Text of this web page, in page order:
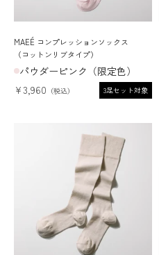
MAEÉ コンプレッションソックス
（コットンリブタイプ）
パウダーピンク（限定色）
セール価格
¥3,960 3足セット対象